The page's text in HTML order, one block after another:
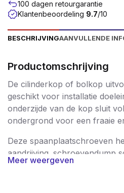
100 dagen retourgarantie
Klantenbeoordeling 9.7/10
BESCHRIJVINGAANVULLENDE
Productomschrijving
De cilinderkop of bolkop
geschikt voor installatie
onderzijde van de kop sluit
ondergrond voor een fraaie
Deze spaanplaatschroeven
aandrijving. schroevendump
van smeermiddel om het
Meer weergeven